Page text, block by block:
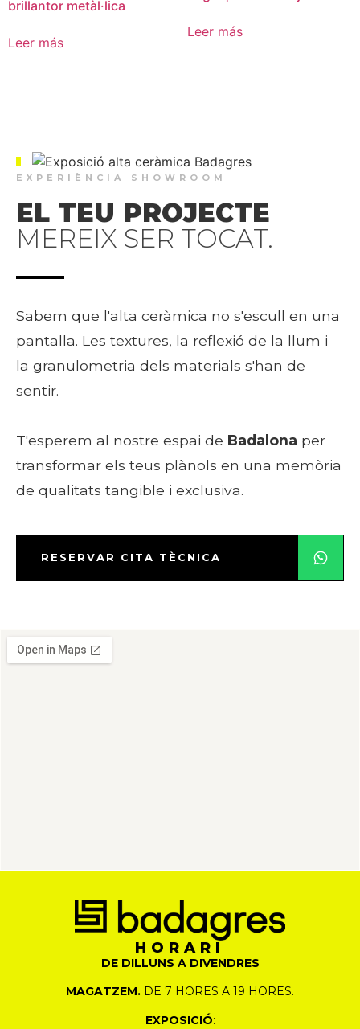
brillantor metàl·lica
Leer más
Leer más
EXPERIÈNCIA SHOWROOM
EL TEU PROJECTE
MEREIX SER TOCAT.
Sabem que l'alta ceràmica no s'escull en una
pantalla. Les textures, la reflexió de la llum i
la granulometria dels materials s'han de
sentir.
T'esperem al nostre espai de Badalona per
transformar els teus plànols en una memòria
de qualitats tangible i exclusiva.
RESERVAR CITA TÈCNICA
HORARI
DE DILLUNS A DIVENDRES
MAGATZEM. DE 7 HORES A 19 HORES.
EXPOSICIÓ: